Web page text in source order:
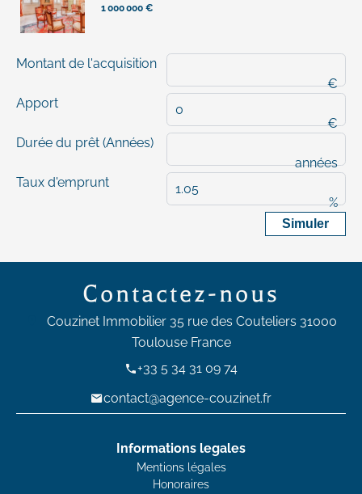
1 000 000 €
Montant de l'acquisition
€
Apport
€
Durée du prêt (Années)
années
Taux d'emprunt
%
Simuler
Contactez-nous
Couzinet Immobilier35 rue des Couteliers 31000
Toulouse France
+33 5 34 31 09 74
contact@agence-couzinet.fr
Informations legales
Mentions légales
Honoraires